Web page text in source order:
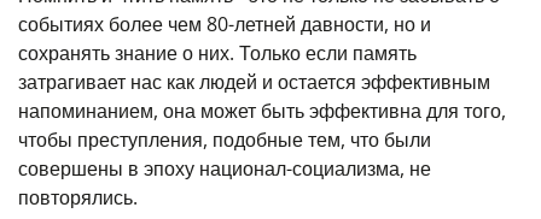
событиях более чем 80-летней давности, но и
сохранять знание о них. Только если память
затрагивает нас как людей и остается эффективным
напоминанием, она может быть эффективна для того,
чтобы преступления, подобные тем, что были
совершены в эпоху национал-социализма, не
повторялись.